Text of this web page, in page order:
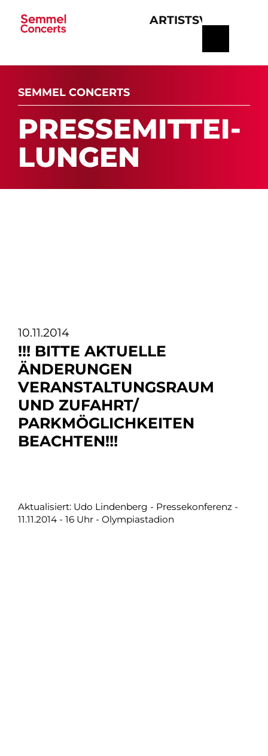
ARTISTS
SEMMEL CONCERTS
PRES­SE­MIT­TEI­
LUN­GEN
10.11.2014
!!! BITTE AKTUELLE
ÄNDERUNGEN
VERANSTALTUNGSRAUM
UND ZUFAHRT/
PARKMÖGLICHKEITEN
BEACHTEN!!!
Aktualisiert: Udo Lindenberg - Pressekonferenz -
11.11.2014 - 16 Uhr - Olympiastadion